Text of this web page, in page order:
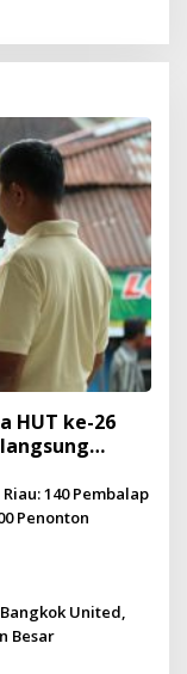
HUT ke-26
140 Pembalap
Penonton
United,
Besar